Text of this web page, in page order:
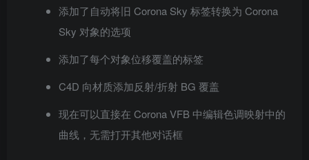
添加了自动将旧 Corona Sky 标签转换为 Corona
Sky 对象的选项
添加了每个对象位移覆盖的标签
C4D 向材质添加反射/折射 BG 覆盖
现在可以直接在 Corona VFB 中编辑色调映射中的
曲线，无需打开其他对话框